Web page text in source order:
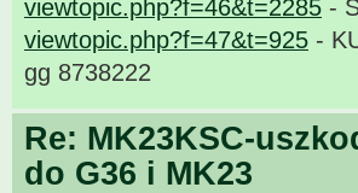
viewtopic.php?f=46&t=2285 -
viewtopic.php?f=47&t=925 -
gg 8738222
Re: MK23KSC-
do G36 i MK23